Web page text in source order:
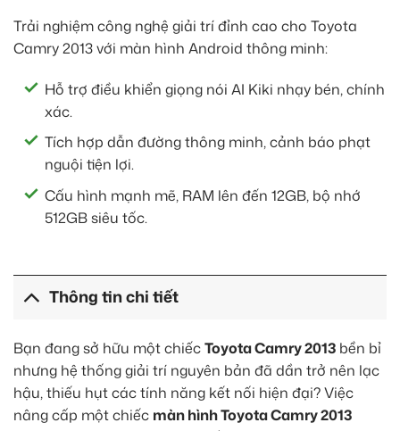
Trải nghiệm công nghệ giải trí đỉnh cao cho Toyota
Camry 2013 với màn hình Android thông minh:
Hỗ trợ điều khiển giọng nói AI Kiki nhạy bén, chính
xác.
Tích hợp dẫn đường thông minh, cảnh báo phạt
nguội tiện lợi.
Cấu hình mạnh mẽ, RAM lên đến 12GB, bộ nhớ
512GB siêu tốc.
Thông tin chi tiết
Bạn đang sở hữu một chiếcToyota Camry 2013 bền bỉ
nhưng hệ thống giải trí nguyên bản đã dần trở nên lạc
hậu, thiếu hụt các tính năng kết nối hiện đại? Việc
nâng cấp một chiếc màn hình Toyota Camry 2013